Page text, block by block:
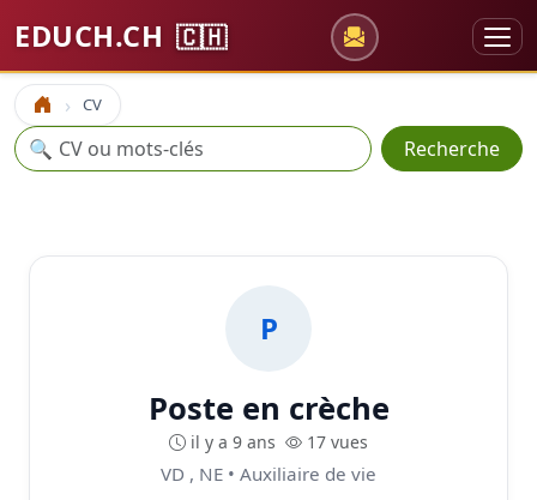
EDUCH.CH 🇨🇭
Accueil CV
Recherche
🔍 Recherche
P
Poste en crèche
il y a 9 ans 17 vues
VD , NE • Auxiliaire de vie